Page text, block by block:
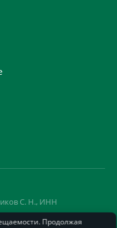
С. Н., ИНН
Продолжая